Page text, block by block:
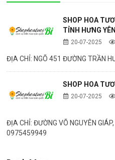
SHOP HOA
TỈNH HƯNG YÊN
20-07-2025
ĐỊA CHỈ: NGÕ 451 ĐƯỜNG TRẦN
SHOP HOA
20-07-2025
ĐỊA CHỈ: ĐƯỜNG VÕ NGUYÊN
0975459949